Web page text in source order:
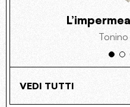
VEDI TUTTI